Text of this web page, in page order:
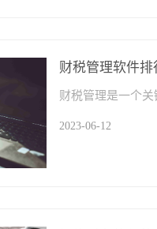
财税管理软件排
2023-06-12